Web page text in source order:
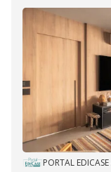
PORTAL EDICASE